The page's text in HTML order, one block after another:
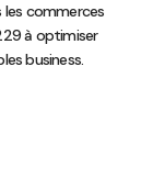
les commerces
à optimiser
business.